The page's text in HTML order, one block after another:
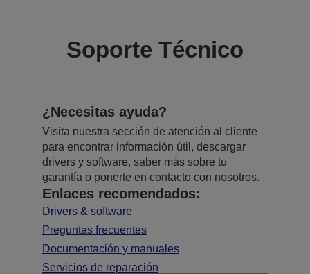
Soporte Técnico
¿Necesitas ayuda?
Visita nuestra sección de atención al cliente
para encontrar información útil, descargar
drivers y software, saber más sobre tu
garantía o ponerte en contacto con nosotros.
Enlaces recomendados:
Drivers & software
Preguntas frecuentes
Documentación y manuales
Servicios de reparación